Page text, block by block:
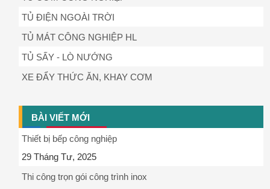
TỦ ĐIỆN NGOÀI TRỜI
TỦ MÁT CÔNG NGHIỆP HL
TỦ SẤY - LÒ NƯỚNG
XE ĐẨY THỨC ĂN, KHAY CƠM
BÀI VIẾT MỚI
Thiết bị bếp công nghiệp
29 Tháng Tư, 2025
Thi công trọn gói công trình inox